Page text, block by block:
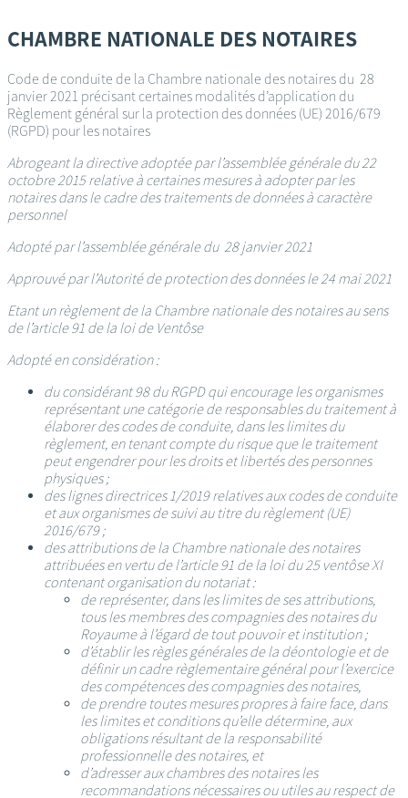
au
contenu
CHAMBRE NATIONALE DES NOTAIRES
Code de conduite de la Chambre nationale des notaires du 28
janvier 2021 précisant certaines modalités d’application du
Règlement général sur la protection des données (UE) 2016/679
(RGPD) pour les notaires
Abrogeant la directive adoptée par l’assemblée générale du 22
octobre 2015 relative à certaines mesures à adopter par les
notaires dans le cadre des traitements de données à caractère
personnel
Adopté par l’assemblée générale du 28 janvier 2021
Approuvé par l’Autorité de protection des données le 24 mai 2021
Etant un règlement de la Chambre nationale des notaires au sens
de l’article 91 de la loi de Ventôse
Adopté en considération :
du considérant 98 du RGPD qui encourage les organismes
représentant une catégorie de responsables du traitement à
élaborer des codes de conduite, dans les limites du
règlement, en tenant compte du risque que le traitement
peut engendrer pour les droits et libertés des personnes
physiques ;
des lignes directrices 1/2019 relatives aux codes de conduite
et aux organismes de suivi au titre du règlement (UE)
2016/679 ;
des attributions de la Chambre nationale des notaires
attribuées en vertu de l’article 91 de la loi du 25 ventôse XI
contenant organisation du notariat :
de représenter, dans les limites de ses attributions,
tous les membres des compagnies des notaires du
Royaume à l’égard de tout pouvoir et institution ;
d’établir les règles générales de la déontologie et de
définir un cadre règlementaire général pour l’exercice
des compétences des compagnies des notaires,
de prendre toutes mesures propres à faire face, dans
les limites et conditions qu’elle détermine, aux
obligations résultant de la responsabilité
professionnelle des notaires, et
d’adresser aux chambres des notaires les
recommandations nécessaires ou utiles au respect de